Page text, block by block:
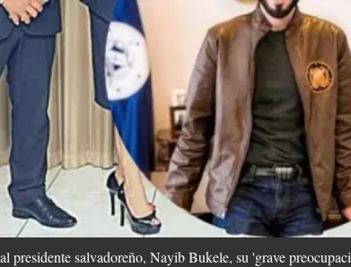
presidente salvadoreño, Nayib Bukele, su 'grave